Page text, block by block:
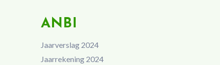
ANBI
Jaarverslag 2024
Jaarrekening 2024